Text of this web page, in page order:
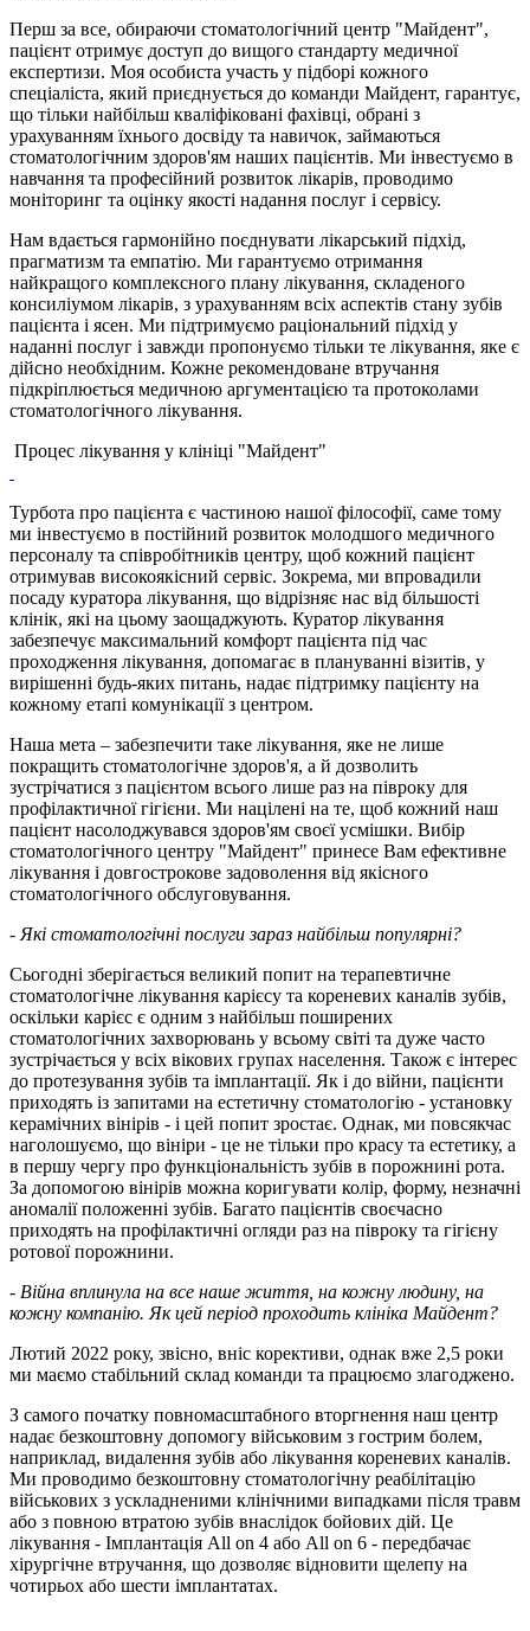
Перш за все, обираючи стоматологічний центр "Майдент",
пацієнт отримує доступ до вищого стандарту медичної
експертизи. Моя особиста участь у підборі кожного
спеціаліста, який приєднується до команди Майдент, гарантує,
що тільки найбільш кваліфіковані фахівці, обрані з
урахуванням їхнього досвіду та навичок, займаються
стоматологічним здоров'ям наших пацієнтів. Ми інвестуємо в
навчання та професійний розвиток лікарів, проводимо
моніторинг та оцінку якості надання послуг і сервісу.
Нам вдається гармонійно поєднувати лікарський підхід,
прагматизм та емпатію. Ми гарантуємо отримання
найкращого комплексного плану лікування, складеного
консиліумом лікарів, з урахуванням всіх аспектів стану зубів
пацієнта і ясен. Ми підтримуємо раціональний підхід у
наданні послуг і завжди пропонуємо тільки те лікування, яке є
дійсно необхідним. Кожне рекомендоване втручання
підкріплюється медичною аргументацією та протоколами
стоматологічного лікування.
Процес лікування у клініці "Майдент"
Турбота про пацієнта є частиною нашої філософії, саме тому
ми інвестуємо в постійний розвиток молодшого медичного
персоналу та співробітників центру, щоб кожний пацієнт
отримував високоякісний сервіс. Зокрема, ми впровадили
посаду куратора лікування, що відрізняє нас від більшості
клінік, які на цьому заощаджують. Куратор лікування
забезпечує максимальний комфорт пацієнта під час
проходження лікування, допомагає в плануванні візитів, у
вирішенні будь-яких питань, надає підтримку пацієнту на
кожному етапі комунікації з центром.
Наша мета – забезпечити таке лікування, яке не лише
покращить стоматологічне здоров'я, а й дозволить
зустрічатися з пацієнтом всього лише раз на півроку для
профілактичної гігієни. Ми націлені на те, щоб кожний наш
пацієнт насолоджувався здоров'ям своєї усмішки. Вибір
стоматологічного центру "Майдент" принесе Вам ефективне
лікування і довгострокове задоволення від якісного
стоматологічного обслуговування.
- Які стоматологічні послуги зараз найбільш популярні?
Сьогодні зберігається великий попит на терапевтичне
стоматологічне лікування карієсу та кореневих каналів зубів,
оскільки карієс є одним з найбільш поширених
стоматологічних захворювань у всьому світі та дуже часто
зустрічається у всіх вікових групах населення. Також є інтерес
до протезування зубів та імплантації. Як і до війни, пацієнти
приходять із запитами на естетичну стоматологію - установку
керамічних вінірів - і цей попит зростає. Однак, ми повсякчас
наголошуємо, що вініри - це не тільки про красу та естетику, а
в першу чергу про функціональність зубів в порожнині рота.
За допомогою вінірів можна коригувати колір, форму, незначні
аномалії положенні зубів. Багато пацієнтів своєчасно
приходять на профілактичні огляди раз на півроку та гігієну
ротової порожнини.
- Війна вплинула на все наше життя, на кожну людину, на
кожну компанію. Як цей період проходить клініка Майдент?
Лютий 2022 року, звісно, вніс корективи, однак вже 2,5 роки
ми маємо стабільний склад команди та працюємо злагоджено.
З самого початку повномасштабного вторгнення наш центр
надає безкоштовну допомогу військовим з гострим болем,
наприклад, видалення зубів або лікування кореневих каналів.
Ми проводимо безкоштовну стоматологічну реабілітацію
військових з ускладненими клінічними випадками після травм
або з повною втратою зубів внаслідок бойових дій. Це
лікування - Імплантація All on 4 або All on 6 - передбачає
хірургічне втручання, що дозволяє відновити щелепу на
чотирьох або шести імплантатах.